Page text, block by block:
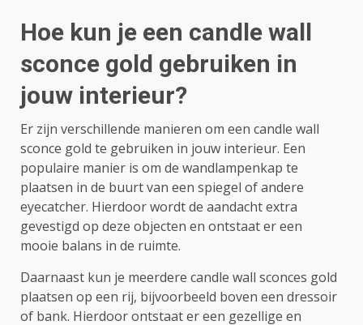
Hoe kun je een candle wall
sconce gold gebruiken in
jouw interieur?
Er zijn verschillende manieren om een candle wall
sconce gold te gebruiken in jouw interieur. Een
populaire manier is om de wandlampenkap te
plaatsen in de buurt van een spiegel of andere
eyecatcher. Hierdoor wordt de aandacht extra
gevestigd op deze objecten en ontstaat er een
mooie balans in de ruimte.
Daarnaast kun je meerdere candle wall sconces gold
plaatsen op een rij, bijvoorbeeld boven een dressoir
of bank. Hierdoor ontstaat er een gezellige en